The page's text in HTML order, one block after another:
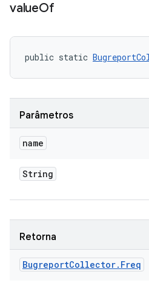
valueOf
public static
Parâmetros
name
String
Retorna
BugreportCollector. Freq